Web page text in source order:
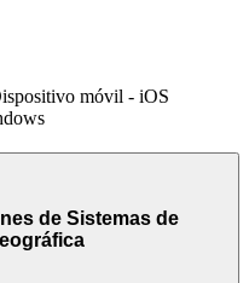
móvil - iOS
de Sistemas de